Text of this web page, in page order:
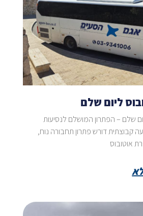
ליום שלם
שלם – הפתרון המושלם לנסיעות
קבוצתית דורש פתרון תחבורה נוח,
אוטובוס